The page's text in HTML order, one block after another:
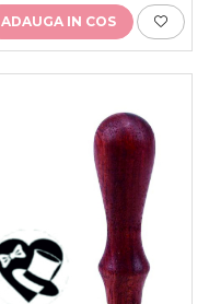
ADAUGA IN COS